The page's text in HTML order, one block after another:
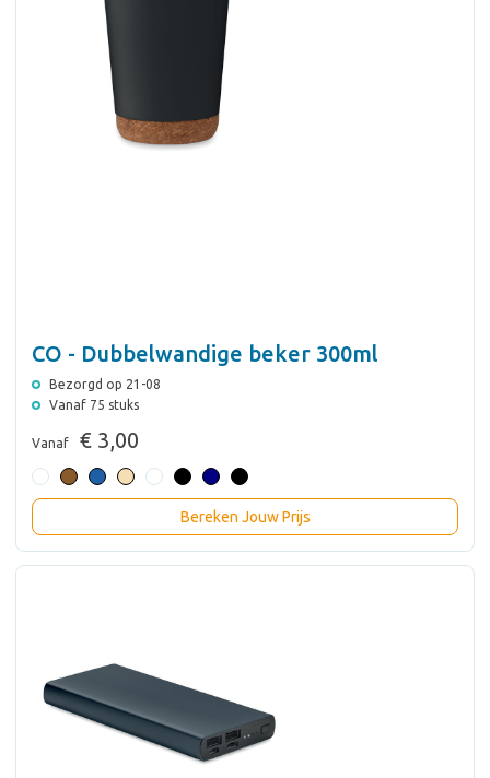
CO - Dubbelwandige beker 300ml
Bezorgd op 21-08
Vanaf 75 stuks
Vanaf € 3,00
Bereken Jouw Prijs